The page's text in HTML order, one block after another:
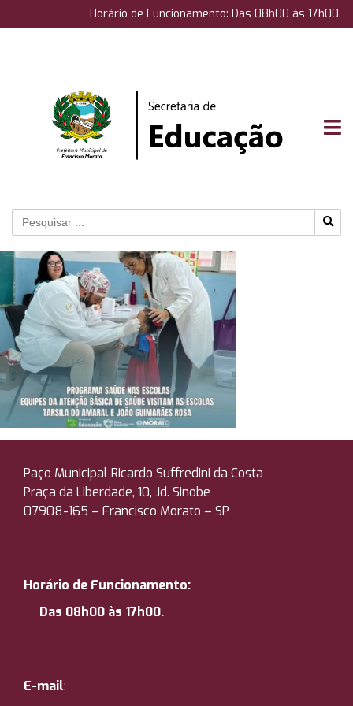
Horário de Funcionamento: Das 08h00 às 17h00.
Paço Municipal Ricardo Suffredini da Costa
Praça da Liberdade, 10, Jd. Sinobe
07908-165 – Francisco Morato – SP
Horário de Funcionamento:
Das 08h00 às 17h00.
E-mail: